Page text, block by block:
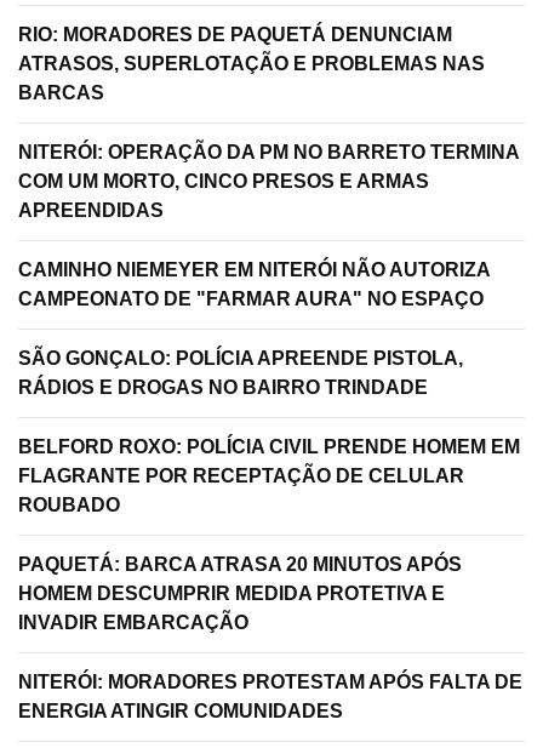
RIO: MORADORES DE PAQUETÁ DENUNCIAM
ATRASOS, SUPERLOTAÇÃO E PROBLEMAS NAS
BARCAS
NITERÓI: OPERAÇÃO DA PM NO BARRETO TERMINA
COM UM MORTO, CINCO PRESOS E ARMAS
APREENDIDAS
CAMINHO NIEMEYER EM NITERÓI NÃO AUTORIZA
CAMPEONATO DE "FARMAR AURA" NO ESPAÇO
SÃO GONÇALO: POLÍCIA APREENDE PISTOLA,
RÁDIOS E DROGAS NO BAIRRO TRINDADE
BELFORD ROXO: POLÍCIA CIVIL PRENDE HOMEM EM
FLAGRANTE POR RECEPTAÇÃO DE CELULAR
ROUBADO
PAQUETÁ: BARCA ATRASA 20 MINUTOS APÓS
HOMEM DESCUMPRIR MEDIDA PROTETIVA E
INVADIR EMBARCAÇÃO
NITERÓI: MORADORES PROTESTAM APÓS FALTA DE
ENERGIA ATINGIR COMUNIDADES